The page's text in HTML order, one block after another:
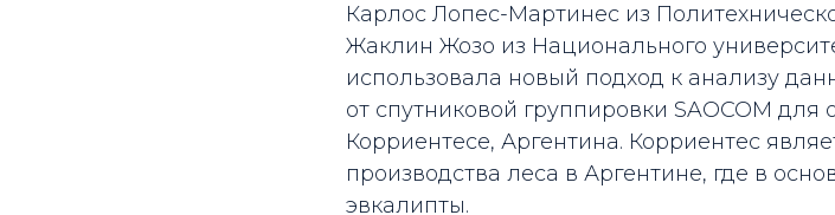
Карлос Лопес-Мартинес из
Жаклин Жозо из Национального
использовала новый подход к анализу
от спутниковой группировки SAOCOM
Корриентесе, Аргентина. Корриентес
производства леса в Аргентине, где в
эвкалипты.